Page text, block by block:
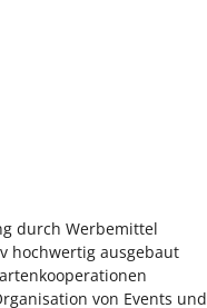
durch Werbemittel
hochwertig ausgebaut
von Events und